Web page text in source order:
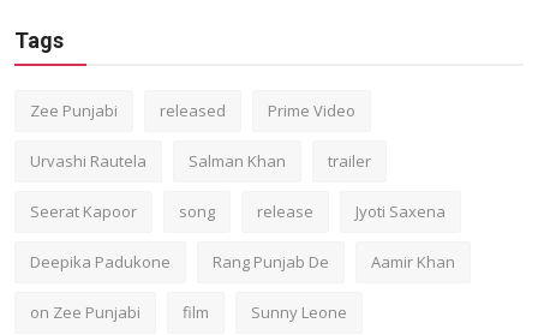
Tags
Zee Punjabi released Prime Video
Urvashi Rautela Salman Khan trailer
Seerat Kapoor song release Jyoti Saxena
Deepika Padukone Rang Punjab De Aamir Khan
on Zee Punjabi film Sunny Leone